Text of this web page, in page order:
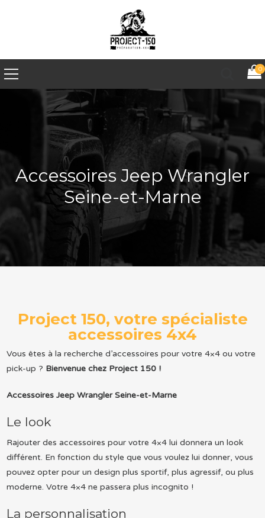
0
Accessoires Jeep Wrangler
Seine-et-Marne
Project 150, votre spécialiste
accessoires 4x4
Vous êtes à la recherche d’accessoires pour votre 4×4 ou votre
pick-up ? Bienvenue chez Project 150 !
Accessoires Jeep Wrangler Seine-et-Marne
Le look
Rajouter des accessoires pour votre 4×4 lui donnera un look
différent. En fonction du style que vous voulez lui donner, vous
pouvez opter pour un design plus sportif, plus agressif, ou plus
moderne. Votre 4×4 ne passera plus incognito !
La personnalisation